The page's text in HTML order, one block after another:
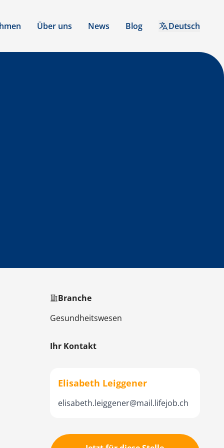
Über uns News Blog Deutsch
Branche
Gesundheitswesen
Ihr Kontakt
Elisabeth Leiggener
elisabeth.leiggener@mail.lifejob.ch